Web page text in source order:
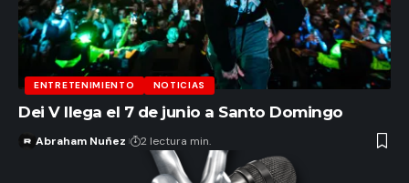
ENTRETENIMIENTO NOTICIAS
Dei V llega el 7 de junio a Santo Domingo
Abraham Nuñez 2 lectura min.